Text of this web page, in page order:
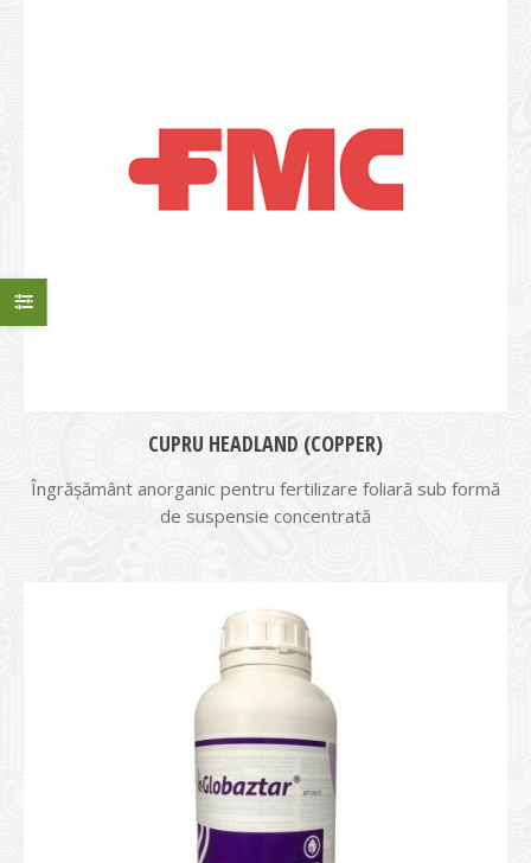
CUPRU HEADLAND (COPPER)
Îngrăşământ anorganic pentru fertilizare foliară sub formă
de suspensie concentrată